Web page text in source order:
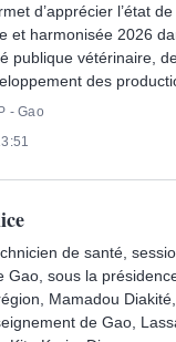
d’apprécier l’état
et harmonisée 2026
publique vétérinaire,
des
- Gao
de santé,
Gao, sous la
Mamadou
de Gao,